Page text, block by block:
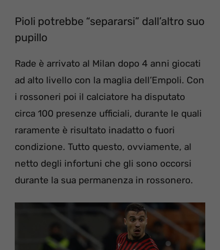
Pioli potrebbe “separarsi” dall’altro suo
pupillo
Rade è arrivato al Milan dopo 4 anni giocati
ad alto livello con la maglia dell’Empoli. Con
i rossoneri poi il calciatore ha disputato
circa 100 presenze ufficiali, durante le quali
raramente è risultato inadatto o fuori
condizione. Tutto questo, ovviamente, al
netto degli infortuni che gli sono occorsi
durante la sua permanenza in rossonero.